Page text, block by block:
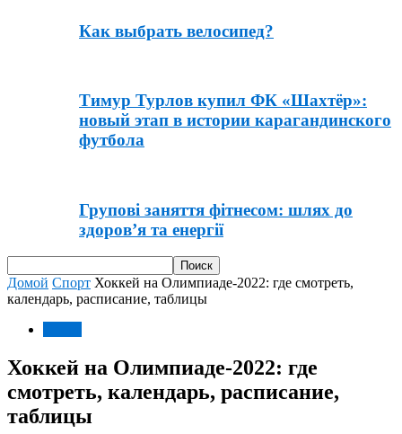
Как выбрать велосипед?
Тимур Турлов купил ФК «Шахтёр»:
новый этап в истории карагандинского
футбола
Групові заняття фітнесом: шлях до
здоров’я та енергії
Домой Спорт Хоккей на Олимпиаде-2022: где смотреть,
календарь, расписание, таблицы
Хоккей на Олимпиаде-2022: где
смотреть, календарь, расписание,
таблицы